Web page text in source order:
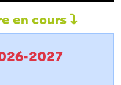
en cours
2027